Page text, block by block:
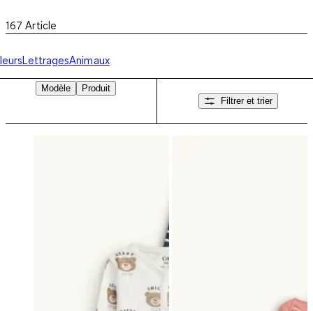
167 Article
LettragesAnimaux
Modèle
Produit
Filtrer et trier